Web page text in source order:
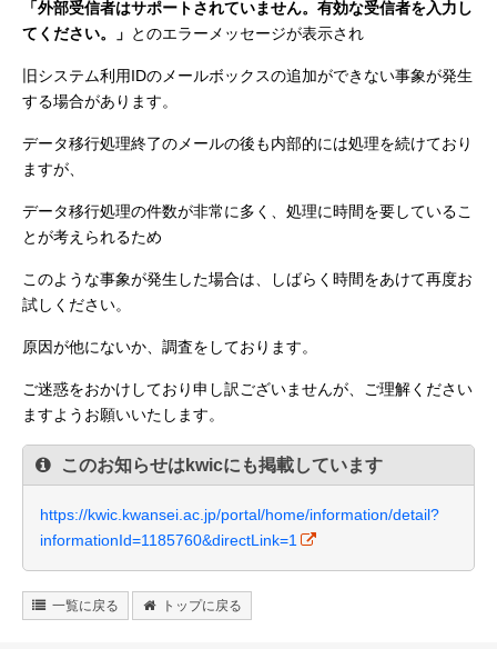
「外部受信者はサポートされていません。有効な受信者を入力し
てください。」 とのエラーメッセージが表示され
旧システム利用IDのメールボックスの追加ができない事象が発生
する場合があります。
データ移行処理終了のメールの後も内部的には処理を続けており
ますが、
データ移行処理の件数が非常に多く、処理に時間を要しているこ
とが考えられるため
このような事象が発生した場合は、しばらく時間をあけて再度お
試しください。
原因が他にないか、調査をしております。
ご迷惑をおかけしており申し訳ございませんが、ご理解ください
ますようお願いいたします。
このお知らせはkwicにも掲載しています
https://kwic.kwansei.ac.jp/portal/home/information/detail?
informationId=1185760&directLink=1
一覧に戻る トップに戻る